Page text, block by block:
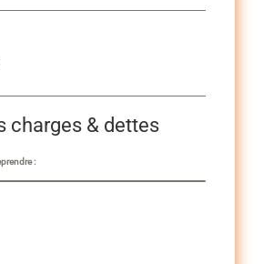
charges & dettes
: